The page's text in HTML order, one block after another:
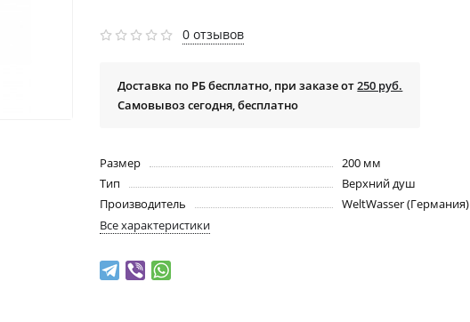
0 отзывов
Доставка по РБ бесплатно, при заказе от250 руб.
Самовывоз сегодня, бесплатно
Размер
200 мм
Тип
Верхний душ
Производитель
WeltWasser (Германия)
Все характеристики